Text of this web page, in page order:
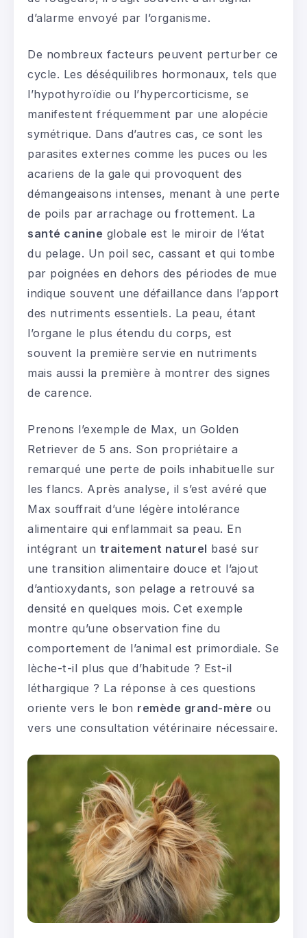
d’alarme envoyé par l’organisme.
De nombreux facteurs peuvent perturber ce
cycle. Les déséquilibres hormonaux, tels que
l’hypothyroïdie ou l’hypercorticisme, se
manifestent fréquemment par une alopécie
symétrique. Dans d’autres cas, ce sont les
parasites externes comme les puces ou les
acariens de la gale qui provoquent des
démangeaisons intenses, menant à une perte
de poils par arrachage ou frottement. La
santé canine globale est le miroir de l’état
du pelage. Un poil sec, cassant et qui tombe
par poignées en dehors des périodes de mue
indique souvent une défaillance dans l’apport
des nutriments essentiels. La peau, étant
l’organe le plus étendu du corps, est
souvent la première servie en nutriments
mais aussi la première à montrer des signes
de carence.
Prenons l’exemple de Max, un Golden
Retriever de 5 ans. Son propriétaire a
remarqué une perte de poils inhabituelle sur
les flancs. Après analyse, il s’est avéré que
Max souffrait d’une légère intolérance
alimentaire qui enflammait sa peau. En
intégrant un traitement naturel basé sur
une transition alimentaire douce et l’ajout
d’antioxydants, son pelage a retrouvé sa
densité en quelques mois. Cet exemple
montre qu’une observation fine du
comportement de l’animal est primordiale. Se
lèche-t-il plus que d’habitude ? Est-il
léthargique ? La réponse à ces questions
oriente vers le bon remède grand-mère ou
vers une consultation vétérinaire nécessaire.